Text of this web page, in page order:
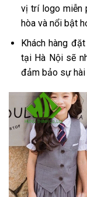
vị trí logo miễn
hòa và nổi bật
Khách hàng
tại Hà Nội sẽ
đảm bảo sự